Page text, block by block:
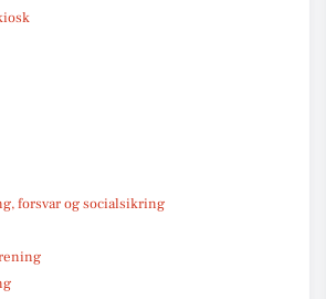
forsvar og socialsikring